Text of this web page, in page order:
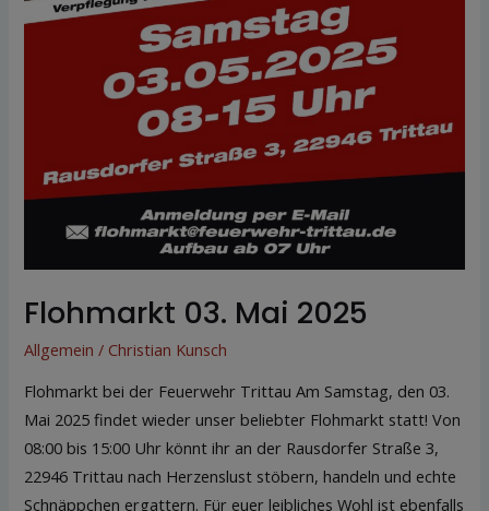
Flohmarkt 03. Mai 2025
Allgemein / Christian Kunsch
Flohmarkt bei der Feuerwehr Trittau Am Samstag, den 03.
Mai 2025 findet wieder unser beliebter Flohmarkt statt! Von
08:00 bis 15:00 Uhr könnt ihr an der Rausdorfer Straße 3,
22946 Trittau nach Herzenslust stöbern, handeln und echte
Schnäppchen ergattern. Für euer leibliches Wohl ist ebenfalls